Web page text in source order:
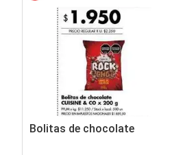
Bolitas de chocolate